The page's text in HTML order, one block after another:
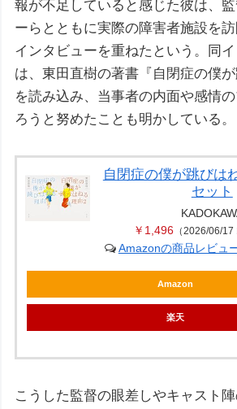
報が不足していると感じた彼は、
ーらとともに実際の障害者施設を
インタビューを重ねたという。同
は、東田直樹の著書『自閉症の僕が
を読み込み、当事者の内面や感情
ろうと努めたことも明かしている。
自閉症の僕が跳びは
セット
￥1,496 （2026/06/17
Amazonの商品レビュ
Amazon
楽天
こうした監督の眼差しやキャスト陣